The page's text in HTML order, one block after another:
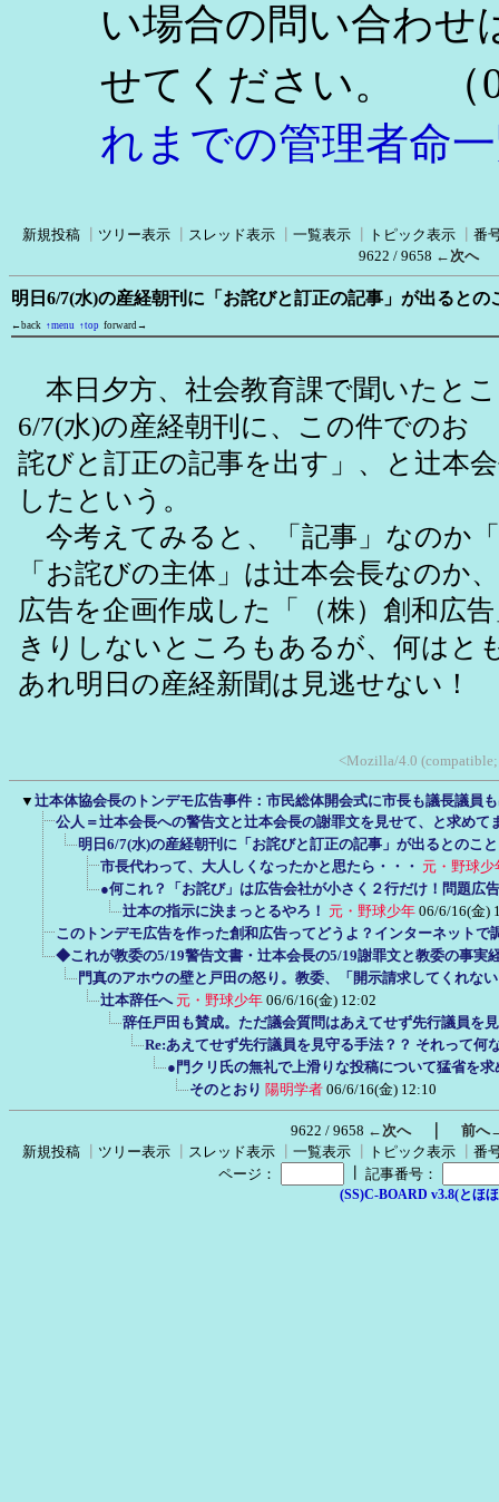
い場合の問い合わせ
せてください。
（
れまでの管理者命
新規投稿 ツリー表示 スレッド表示 一覧表示 トピック表示
番
9622 / 9658 ←次へ
明日6/7(水)の産経朝刊に「お詫びと訂正の記事」が出るとの
←back ↑menu ↑top forward→
本日夕方、社会教育課で聞いたと
6/7(水)の産経朝刊に、この件でのお
詫びと訂正の記事を出す」、と辻本
したという。
今考えてみると、「記事」なのか
「お詫びの主体」は辻本会長なのか、
広告を企画作成した「（株）創和広
きりしないところもあるが、何はと
あれ明日の産経新聞は見逃せない！
<Mozilla/4.0 (compatible;
▼ 辻本体協会長のトンデモ広告事件：市民総体開会式に市長も議長議員
公人＝辻本会長への警告文と辻本会長の謝罪文を見せて、と求めて
明日6/7(水)の産経朝刊に「お詫びと訂正の記事」が出るとのこ
市長代わって、大人しくなったかと思たら・・・ 元・野球少
●何これ？「お詫び」は広告会社が小さく２行だけ！問題広
辻本の指示に決まっとるやろ！ 元・野球少年 06/6/16(金)
このトンデモ広告を作った創和広告ってどうよ？インターネットで
◆これが教委の5/19警告文書・辻本会長の5/19謝罪文と教委の事実
門真のアホウの壁と戸田の怒り。教委、「開示請求してくれな
辻本辞任へ 元・野球少年 06/6/16(金) 12:02
辞任戸田も賛成。ただ議会質問はあえてせず先行議員を
Re:あえてせず先行議員を見守る手法？？ それって何
●門クリ氏の無礼で上滑りな投稿について猛省を
そのとおり 陽明学者 06/6/16(金) 12:10
9622 / 9658 ←次へ｜ 前へ
新規投稿
ツリー表示 スレッド表示 一覧表示 トピック表示
番
ページ：
記事番号：
(SS)C-BOARD v3.8(とほ